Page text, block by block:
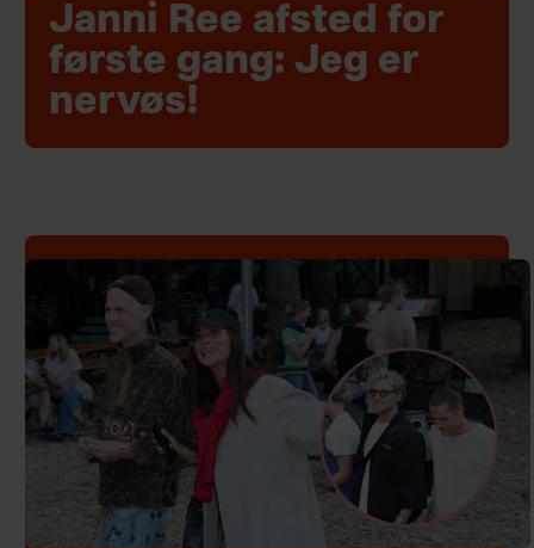
Janni Ree afsted for
første gang: Jeg er
nervøs!